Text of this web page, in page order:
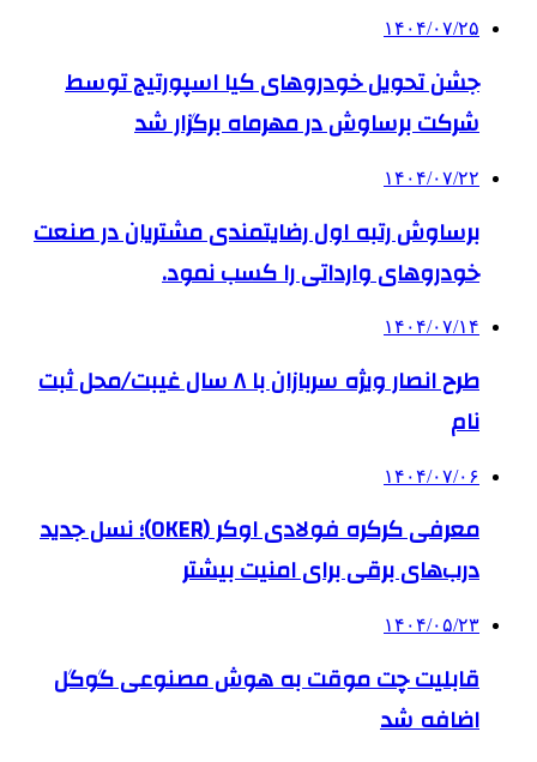
۱۴۰۴/۰۷/۲۵
جشن تحویل خودروهای کیا اسپورتیج توسط
شرکت برساوش در مهرماه برگزار شد
۱۴۰۴/۰۷/۲۲
برساوش رتبه اول رضایتمندی مشتریان در صنعت
خودروهای وارداتی را کسب نمود.
۱۴۰۴/۰۷/۱۴
طرح انصار ویژه سربازان با ۸ سال غیبت/محل ثبت
نام
۱۴۰۴/۰۷/۰۶
معرفی کرکره فولادی اوکر (OKER)؛ نسل جدید
درب‌های برقی برای امنیت بیشتر
۱۴۰۴/۰۵/۲۳
قابلیت چت موقت به هوش مصنوعی گوگل
اضافه شد